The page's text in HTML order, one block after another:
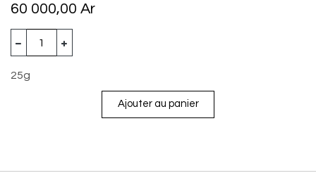
60 000,00 Ar
25g
Ajouter au panier